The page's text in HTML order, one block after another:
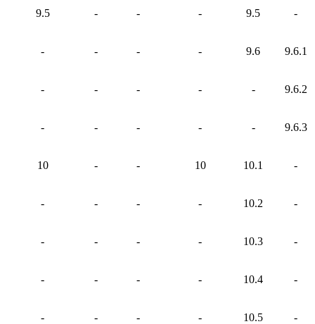
9.5 - - - 9.5 -
- - - - 9.6 9.6.1
- - - - - 9.6.2
- - - - - 9.6.3
10 - - 10 10.1 -
- - - - 10.2 -
- - - - 10.3 -
- - - - 10.4 -
- - - - 10.5 -